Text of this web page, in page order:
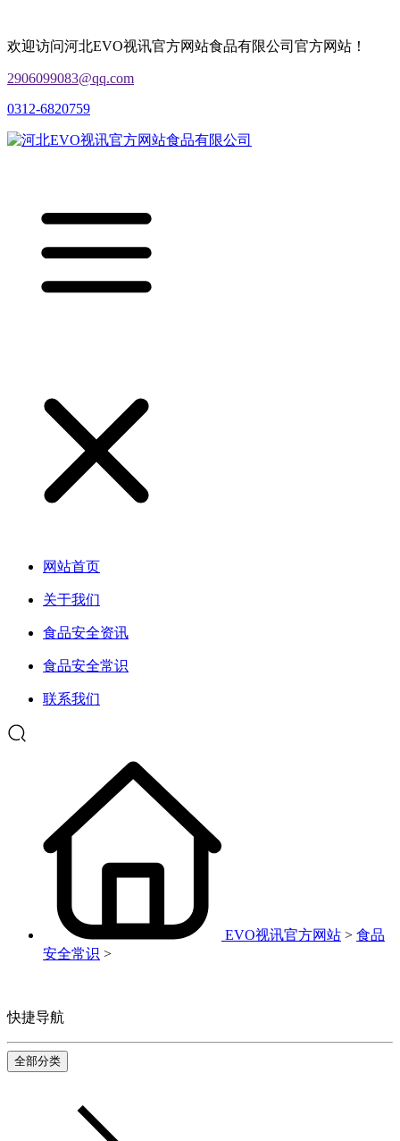
欢迎访问河北EVO视讯官方网站食品有限公司官方网站！
2906099083@qq.com
0312-6820759
网站首页
关于我们
食品安全资讯
食品安全常识
联系我们
EVO视讯官方网站 > 食品
安全常识 >
快捷导航
全部分类